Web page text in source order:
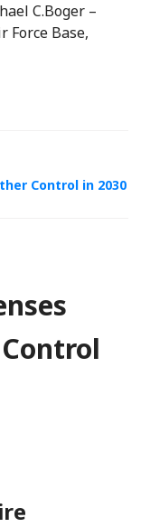
C.Boger –
Force Base,
Control in 2030